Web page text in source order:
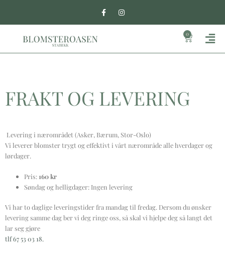
til
innholdet
F
a
c
o
I
n
s
r
0
FRAKT OG LEVERING
Levering i nærområdet (Asker, Bærum, Stor-Oslo)
Vi leverer blomster trygt og effektivt i vårt nærområde alle hverdager og
lørdager.
Pris: 160 kr
Søndag og helligdager: Ingen levering
Vi har to daglige leveringstider fra mandag til fredag. Dersom du ønsker
levering samme dag ber vi deg ringe oss, så skal vi hjelpe deg så langt det
lar seg gjøre
tlf 67 53 03 18.